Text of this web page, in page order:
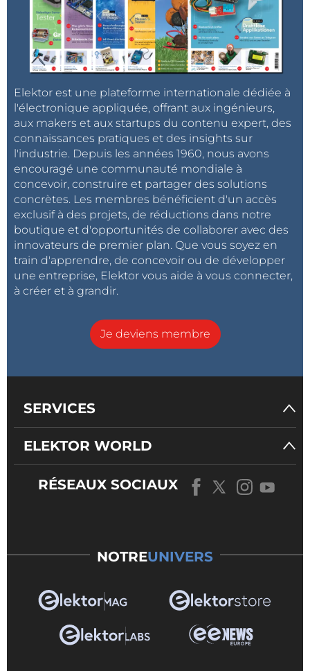
Elektor est une plateforme internationale dédiée à
l'électronique appliquée, offrant aux ingénieurs,
aux makers et aux startups du contenu expert, des
connaissances pratiques et des insights sur
l'industrie. Depuis les années 1960, nous avons
encouragé une communauté mondiale à
concevoir, construire et partager des solutions
concrètes. Les membres bénéficient d'un accès
exclusif à des projets, de réductions dans notre
boutique et d'opportunités de collaborer avec des
innovateurs de premier plan. Que vous soyez en
train d'apprendre, de concevoir ou de développer
une entreprise, Elektor vous aide à vous connecter,
à créer et à grandir.
Je deviens membre
SERVICES
ELEKTOR WORLD
RÉSEAUX SOCIAUX
NOTREUNIVERS